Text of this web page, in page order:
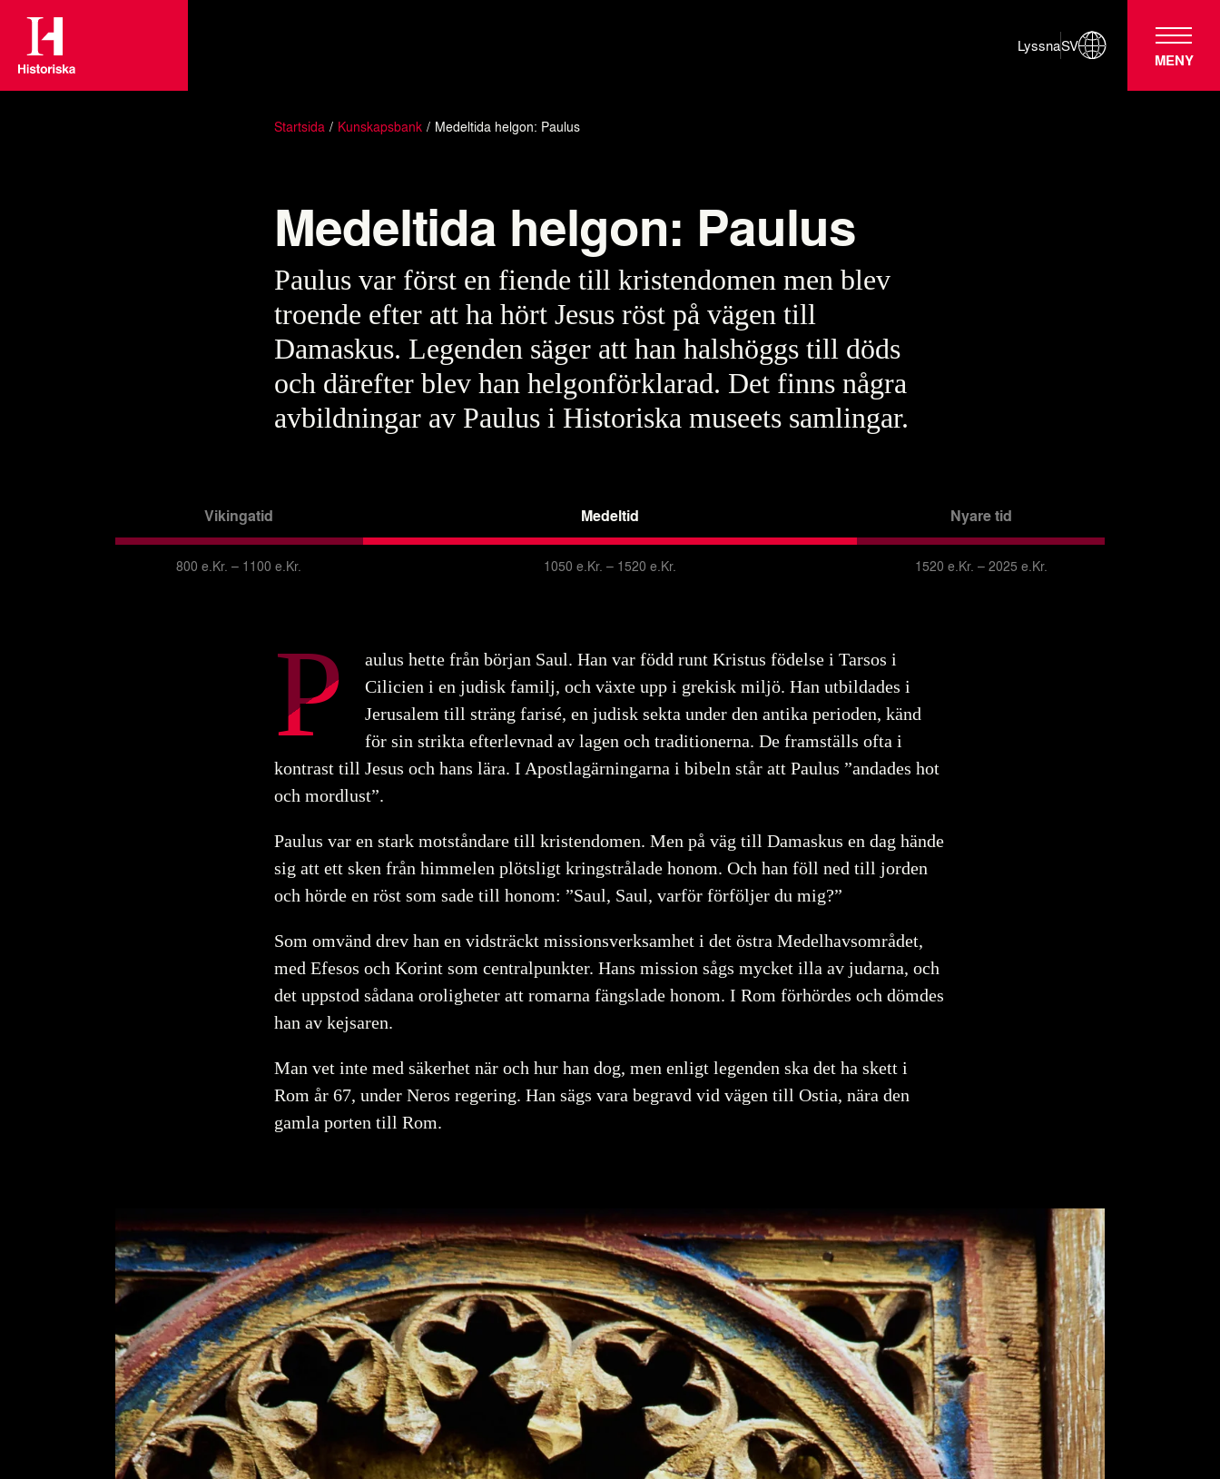
LyssnaSV
MENY
Startsida Kunskapsbank Medeltida helgon: Paulus
Medeltida helgon: Paulus
Paulus var först en fiende till kristendomen men blev
troende efter att ha hört Jesus röst på vägen till
Damaskus. Legenden säger att han halshöggs till döds
och därefter blev han helgonförklarad. Det finns några
avbildningar av Paulus i Historiska museets samlingar.
Vikingatid
800 e.Kr. – 1100 e.Kr.
Medeltid
1050 e.Kr. – 1520 e.Kr.
Nyare tid
1520 e.Kr. – 2025 e.Kr.
P
aulus hette från början Saul. Han var född runt Kristus födelse i Tarsos i
Cilicien i en judisk familj, och växte upp i grekisk miljö. Han utbildades i
Jerusalem till sträng farisé, en judisk sekta under den antika perioden, känd
för sin strikta efterlevnad av lagen och traditionerna. De framställs ofta i
kontrast till Jesus och hans lära. I Apostlagärningarna i bibeln står att Paulus ”andades hot
och mordlust”.
Paulus var en stark motståndare till kristendomen. Men på väg till Damaskus en dag hände
sig att ett sken från himmelen plötsligt kringstrålade honom. Och han föll ned till jorden
och hörde en röst som sade till honom: ”Saul, Saul, varför förföljer du mig?”
Som omvänd drev han en vidsträckt missionsverksamhet i det östra Medelhavsområdet,
med Efesos och Korint som centralpunkter. Hans mission sågs mycket illa av judarna, och
det uppstod sådana oroligheter att romarna fängslade honom. I Rom förhördes och dömdes
han av kejsaren.
Man vet inte med säkerhet när och hur han dog, men enligt legenden ska det ha skett i
Rom år 67, under Neros regering. Han sägs vara begravd vid vägen till Ostia, nära den
gamla porten till Rom.